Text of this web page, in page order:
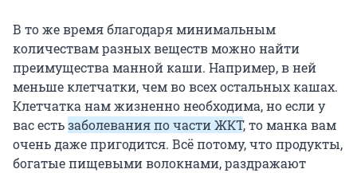
В то же время благодаря минимальным
количествам разных веществ можно найти
преимущества манной каши. Например, в ней
меньше клетчатки, чем во всех остальных кашах.
Клетчатка нам жизненно необходима, но если у
вас естьзаболевания по части ЖКТ, то манка вам
очень даже пригодится. Всё потому, что продукты,
богатые пищевыми волокнами, раздражают